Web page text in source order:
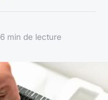
6 min de lecture